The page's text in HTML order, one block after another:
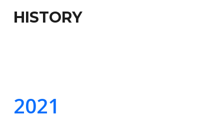
HISTORY
2021